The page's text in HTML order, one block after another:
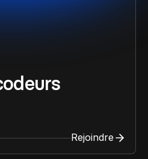
Rejoindre